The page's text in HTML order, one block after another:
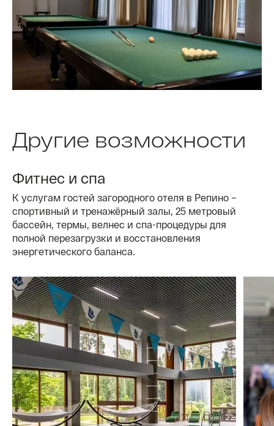
Другие возможности
Фитнес и спа
К услугам гостей загородного отеля в Репино –
спортивный и тренажёрный залы, 25 метровый
бассейн, термы, велнес и спа-процедуры для
полной перезагрузки и восстановления
энергетического баланса.